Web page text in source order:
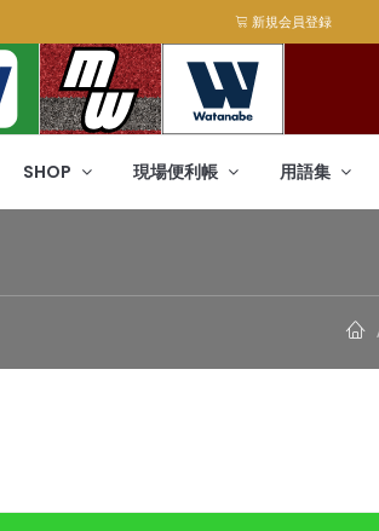
新規会員登録
SHOP 現場便利帳 用語集